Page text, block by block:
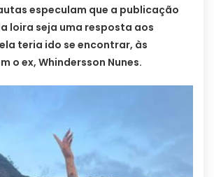
especulam que a publicação
loira seja uma resposta aos
teria ido se encontrar, às
o ex, Whindersson Nunes.